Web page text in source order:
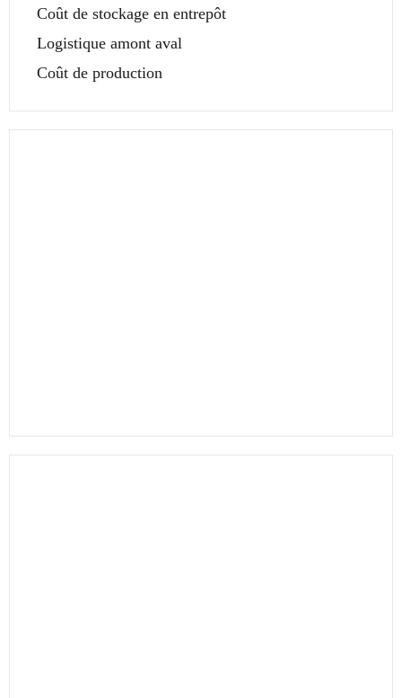
Coût de stockage en entrepôt
Logistique amont aval
Coût de production